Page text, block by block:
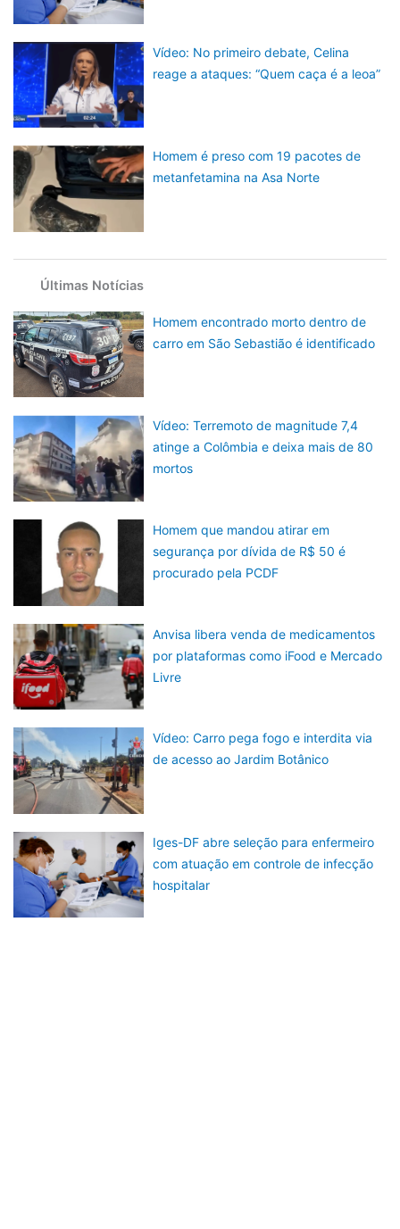
Vídeo: No primeiro debate, Celina
reage a ataques: “Quem caça é a leoa”
Homem é preso com 19 pacotes de
metanfetamina na Asa Norte
Últimas Notícias
Homem encontrado morto dentro de
carro em São Sebastião é identificado
Vídeo: Terremoto de magnitude 7,4
atinge a Colômbia e deixa mais de 80
mortos
Homem que mandou atirar em
segurança por dívida de R$ 50 é
procurado pela PCDF
Anvisa libera venda de medicamentos
por plataformas como iFood e Mercado
Livre
Vídeo: Carro pega fogo e interdita via
de acesso ao Jardim Botânico
Iges-DF abre seleção para enfermeiro
com atuação em controle de infecção
hospitalar